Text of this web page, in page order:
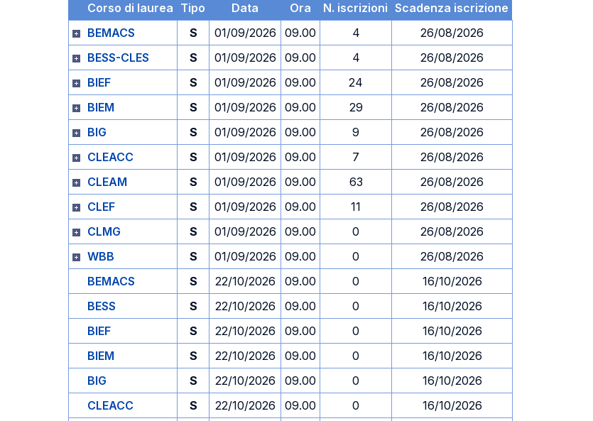
Corso di laurea Tipo Data Ora N. iscrizioni Scadenza iscrizione
BEMACS
S 01/09/2026 09.00 4
26/08/2026
BESS-CLES
S 01/09/2026 09.00 4
26/08/2026
BIEF
S 01/09/2026 09.00 24
26/08/2026
BIEM
S 01/09/2026 09.00 29
26/08/2026
BIG
S 01/09/2026 09.00 9
26/08/2026
CLEACC
S 01/09/2026 09.00 7
26/08/2026
CLEAM
S 01/09/2026 09.00 63
26/08/2026
CLEF
S 01/09/2026 09.00 11
26/08/2026
CLMG
S 01/09/2026 09.00 0
26/08/2026
WBB
S 01/09/2026 09.00 0
26/08/2026
BEMACS
S 22/10/2026 09.00 0
16/10/2026
BESS
S 22/10/2026 09.00 0
16/10/2026
BIEF
S 22/10/2026 09.00 0
16/10/2026
BIEM
S 22/10/2026 09.00 0
16/10/2026
BIG
S 22/10/2026 09.00 0
16/10/2026
CLEACC
S 22/10/2026 09.00 0
16/10/2026